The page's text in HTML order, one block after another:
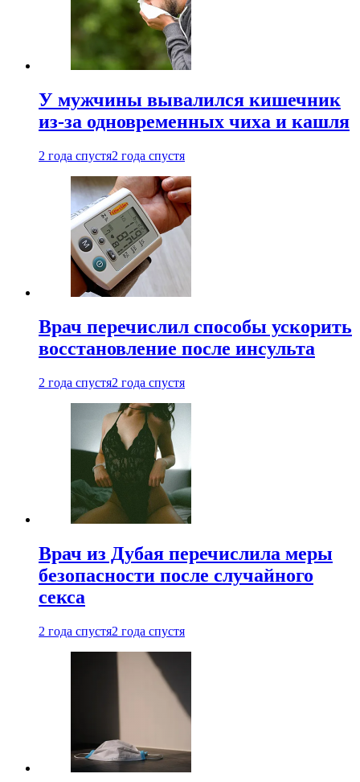
У мужчины вывалился кишечник
из-за одновременных чиха и кашля
2 года спустя2 года спустя
Врач перечислил способы ускорить
восстановление после инсульта
2 года спустя2 года спустя
Врач из Дубая перечислила меры
безопасности после случайного
секса
2 года спустя2 года спустя